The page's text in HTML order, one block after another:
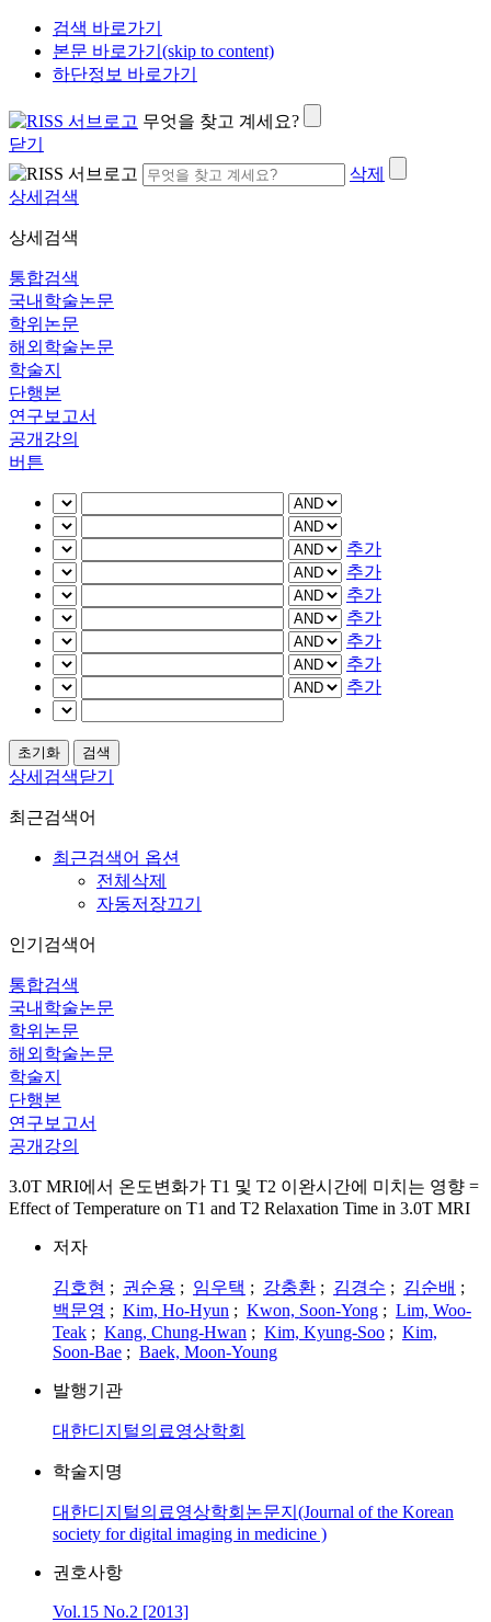
검색 바로가기
본문 바로가기(skip to content)
하단정보 바로가기
무엇을 찾고 계세요?
닫기
삭제
상세검색
상세검색
통합검색
국내학술논문
학위논문
해외학술논문
학술지
단행본
연구보고서
공개강의
버튼
추가
추가
추가
추가
추가
추가
추가
상세검색닫기
최근검색어
최근검색어 옵션
전체삭제
자동저장끄기
인기검색어
통합검색
국내학술논문
학위논문
해외학술논문
학술지
단행본
연구보고서
공개강의
3.0T MRI에서 온도변화가 T1 및 T2 이완시간에 미치는 영향 =
Effect of Temperature on T1 and T2 Relaxation Time in 3.0T MRI
저자
김호현 ; 권순용 ; 임우택 ; 강충환 ; 김경수 ; 김순배 ;
백문영 ; Kim, Ho-Hyun ; Kwon, Soon-Yong ; Lim, Woo-
Teak ; Kang, Chung-Hwan ; Kim, Kyung-Soo ; Kim,
Soon-Bae ; Baek, Moon-Young
발행기관
대한디지털의료영상학회
학술지명
대한디지털의료영상학회논문지(Journal of the Korean
society for digital imaging in medicine )
권호사항
Vol.15 No.2 [2013]